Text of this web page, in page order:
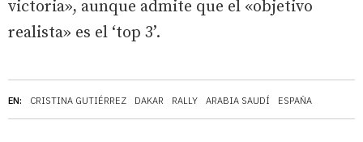
EN: CRISTINA GUTIÉRREZ DAKAR RALLY ARABIA SAUDÍ ESPAÑA
victoria», aunque admite que el «objetivo
realista» es el ‘top 3’.